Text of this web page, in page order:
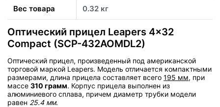
Вес товара 0.32 кг
Оптический прицел Leapers 4x32
Compact (SCP-432AOMDL2)
Оптический прицел, произведенный под американской
торговой маркой Leapers. Модель отличается компактными
размерами, длина прицела составляет всего 195 мм, при
массе 310 грамм. Корпус прицела выполнен из
алюминиевого сплава, причем диаметр трубки модели
равен 25.4 мм.